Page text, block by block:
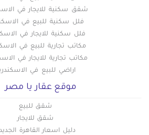
شقق سكنية للايجار في
فلل سكنية للبيع في
فلل سكنية للايجار في
مكاتب تجارية للبيع في
مكاتب تجارية للايجار في
اراضي للبيع في
موقع عقار يا مصر
شقق للبيع
شقق للايجار
دليل اسعار القاهرة